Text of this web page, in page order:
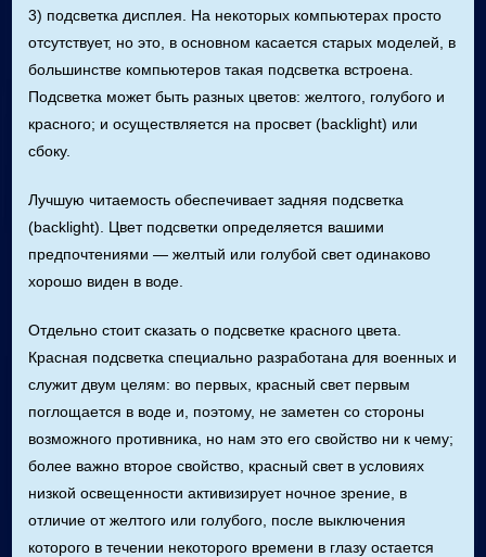
3) подсветка дисплея. На некоторых компьютерах просто
отсутствует, но это, в основном касается старых моделей, в
большинстве компьютеров такая подсветка встроена.
Подсветка может быть разных цветов: желтого, голубого и
красного; и осуществляется на просвет (backlight) или
сбоку.
Лучшую читаемость обеспечивает задняя подсветка
(backlight). Цвет подсветки определяется вашими
предпочтениями — желтый или голубой свет одинаково
хорошо виден в воде.
Отдельно стоит сказать о подсветке красного цвета.
Красная подсветка специально разработана для военных и
служит двум целям: во первых, красный свет первым
поглощается в воде и, поэтому, не заметен со стороны
возможного противника, но нам это его свойство ни к чему;
более важно второе свойство, красный свет в условиях
низкой освещенности активизирует ночное зрение, в
отличие от желтого или голубого, после выключения
которого в течении некоторого времени в глазу остается